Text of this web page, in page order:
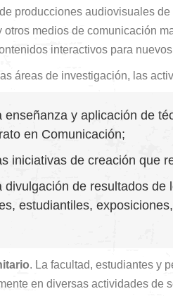
producciones audiovisuales
otros medios de comunicación
interactivos para
áreas de investigación, las
enseñanza y aplicación de
en Comunicación;
iniciativas de creación que
divulgación de resultados
estudiantiles,
. La facultad, estudiantes y
en diversas actividades de